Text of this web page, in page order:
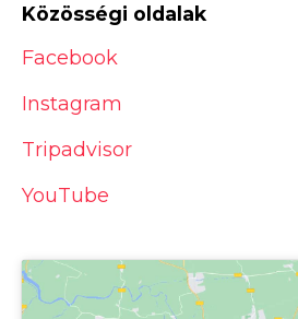
Közösségi oldalak
Facebook
Instagram
Tripadvisor
YouTube